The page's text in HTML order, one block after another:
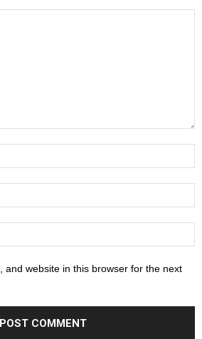
and website in this browser for the next